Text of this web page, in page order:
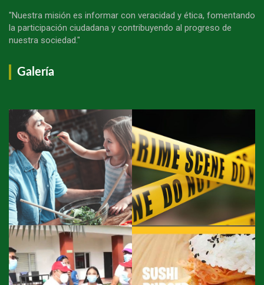
"Nuestra misión es informar con veracidad y ética, fomentando
la participación ciudadana y contribuyendo al progreso de
nuestra sociedad."
Galería